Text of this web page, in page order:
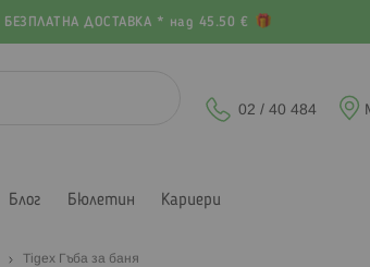
БЕЗПЛАТНА ДОСТАВКА * над 45.50 €
02 / 40 484
Блог Бюлетин Кариери
Tigex Гъба за баня